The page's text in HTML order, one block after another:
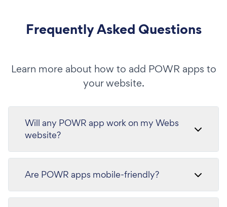
Frequently Asked Questions
Learn more about how to add POWR apps to
your website.
Will any POWR app work on my Webs
website?
Are POWR apps mobile-friendly?